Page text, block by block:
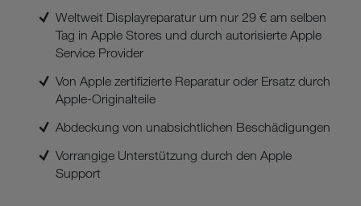
Weltweit Displayreparatur um nur 29 € am selben
Tag in Apple Stores und durch autorisierte Apple
Service Provider
Von Apple zertifizierte Reparatur oder Ersatz durch
Apple-Originalteile
Abdeckung von unabsichtlichen Beschädigungen
Vorrangige Unterstützung durch den Apple
Support